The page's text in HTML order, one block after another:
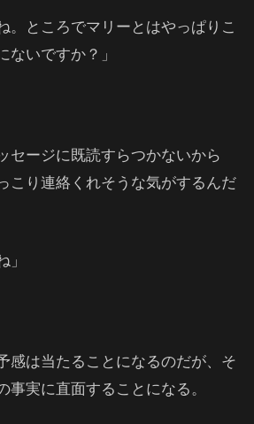
。ところでマリーとはやっぱりこ
いですか？」
セージに既読すらつかないから
こり連絡くれそうな気がするんだ
感は当たることになるのだが、そ
事実に直面することになる。